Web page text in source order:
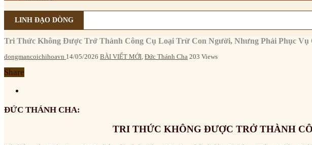
LINH ĐẠO DÒNG
Tri Thức Không Được Trở Thành Công Cụ Loại Trừ Con Người, Nhưng Phải Phục
dongmancoichihoavn 14/05/2026 BÀI VIẾT MỚI Đức Thánh Cha 203 Views
Share
ĐỨC THÁNH CHA:
TRI THỨC KHÔNG ĐƯỢC TRỞ THÀNH